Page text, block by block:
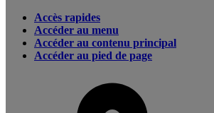
Accès rapides
Accéder au menu
Accéder au contenu principal
Accéder au pied de page